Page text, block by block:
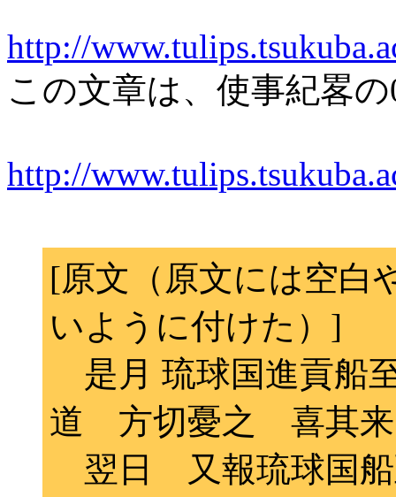
http://
この文章は、使事紀畧
http://
[原文（原文には空白
いように付けた）]
是月 琉球国進貢船
道 方切憂之 喜其
翌日 又報琉球国